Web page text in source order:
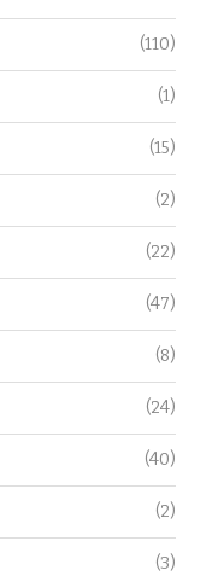
(110)
(1)
(15)
(2)
(22)
(47)
(8)
(24)
(40)
(2)
(3)